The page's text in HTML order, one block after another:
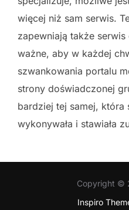
więcej niż sam serwis.
zapewniają także
ważne, aby w każdej
szwankowania portalu
strony doświadczonej
bardziej tej samej, która
wykonywała i stawiała
Copyright ©
Inspiro